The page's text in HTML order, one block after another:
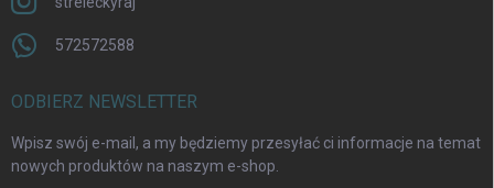
572572588
ODBIERZ NEWSLETTER
Wpisz swój e-mail, a my będziemy przesyłać ci informacje na temat
nowych produktów na naszym e-shop.